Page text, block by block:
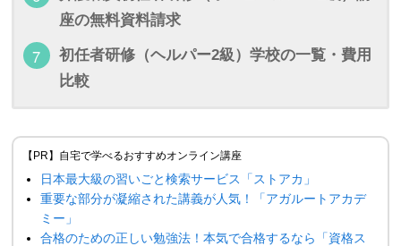
座の無料資料請求
初任者研修（ヘルパー2級）学校の一覧・費用
比較
【PR】自宅で学べるおすすめオンライン講座
日本最大級の習いごと検索サービス「ストアカ」
重要な部分が凝縮された講義が人気！「アガルートアカデ
ミー」
合格のための正しい勉強法！本気で合格するなら「資格ス